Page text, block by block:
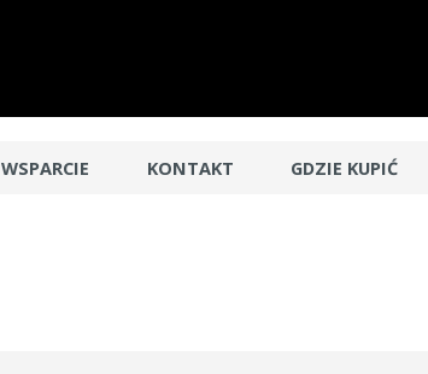
WSPARCIE KONTAKT GDZIE KUPIĆ